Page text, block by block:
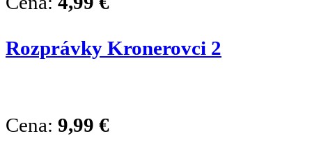
Rozprávky Kronerovci 2
Cena: 9,99 €